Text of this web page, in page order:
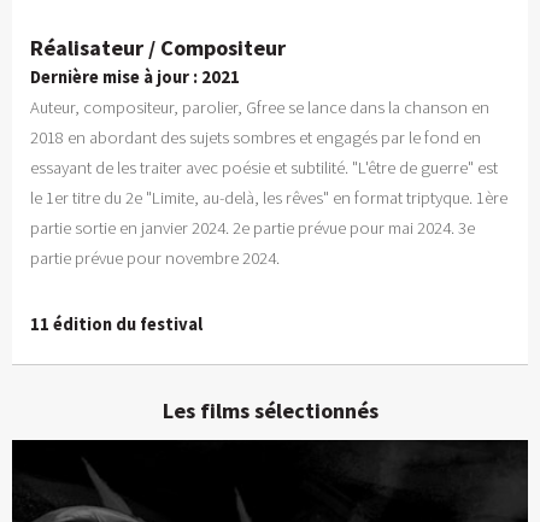
Réalisateur / Compositeur
Dernière mise à jour : 2021
Auteur, compositeur, parolier, Gfree se lance dans la chanson en
2018 en abordant des sujets sombres et engagés par le fond en
essayant de les traiter avec poésie et subtilité. "L'être de guerre" est
le 1er titre du 2e "Limite, au-delà, les rêves" en format triptyque. 1ère
partie sortie en janvier 2024. 2e partie prévue pour mai 2024. 3e
partie prévue pour novembre 2024.
11 édition du festival
Les films sélectionnés